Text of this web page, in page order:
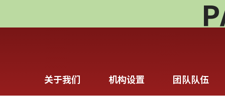
关于我们 机构设置 团队队伍